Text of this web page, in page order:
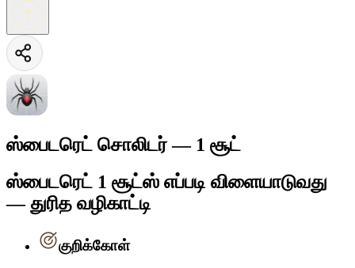
ஸ்பைடரெட் சொலிடர் — 1 சூட்
ஸ்பைடரெட் 1 சூட்ஸ் எப்படி விளையாடுவது
— துரித வழிகாட்டி
குறிக்கோள்